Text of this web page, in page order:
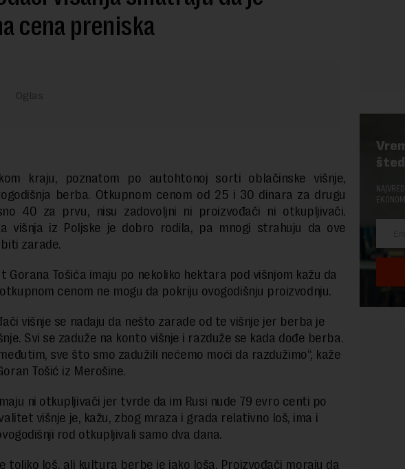
cena preniska
kraju, poznatom po autohtonoj sorti oblačinske višnje,
berba. Otkupnom cenom od 25 i 30 dinara za drugu
40 za prvu, nisu zadovoljni ni proizvođači ni otkupljivači.
višnja iz Poljske je dobro rodila, pa mnogi strahuju da ove
zarade.
Gorana Tošića imaju po nekoliko hektara pod višnjom kažu da
cenom ne mogu da pokriju ovogodišnju proizvodnju.
višnje se nadaju da nešto zarade od te višnje jer berba je
Svi se zaduže na konto višnje i razduže se kada dođe berba.
sve što smo zadužili nećemo moći da razdužimo“, kaže
Tošić iz Merošine.
ni otkupljivači jer tvrde da im Rusi nude 79 evro centi po
višnje je, kažu, zbog mraza i grada relativno loš, ima i
rod otkupljivali samo dva dana.
toliko loš, ali kultura berbe je jako loša. Proizvođači moraju da